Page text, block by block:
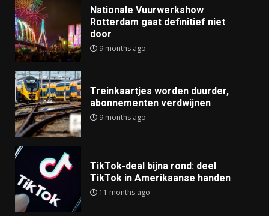
Nationale Vuurwerkshow
Rotterdam gaat definitief niet
door
9 months ago
Treinkaartjes worden duurder,
abonnementen verdwijnen
9 months ago
TikTok-deal bijna rond: deel
TikTok in Amerikaanse handen
11 months ago